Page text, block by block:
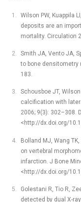
Wilson PW, Kuappila
deposits are an
mortality. Circulation
Smith JA, Vento JA,
to bone densitometry
183.
Schousboe JT,
calcification with
2006; 9(3): 302–308.
<http://dx.doi.org/
Bolland MJ, Wang
on vertebral
infarction. J Bone
<http://dx.doi.org/
Golestani R, Tio R,
detected by dual X-